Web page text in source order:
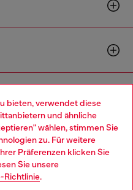
bieten, verwendet diese
und ähnliche
wählen, stimmen Sie
zu. Für weitere
Präferenzen klicken Sie
Sie unsere
Richtlinie.
website, but it seems you